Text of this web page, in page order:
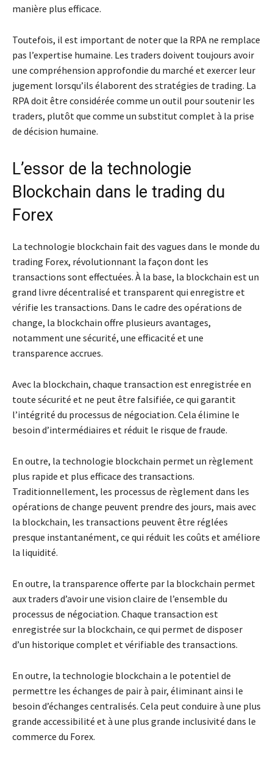
manière plus efficace.
Toutefois, il est important de noter que la RPA ne remplace
pas l’expertise humaine. Les traders doivent toujours avoir
une compréhension approfondie du marché et exercer leur
jugement lorsqu’ils élaborent des stratégies de trading. La
RPA doit être considérée comme un outil pour soutenir les
traders, plutôt que comme un substitut complet à la prise
de décision humaine.
L’essor de la technologie
Blockchain dans le trading du
Forex
La technologie blockchain fait des vagues dans le monde du
trading Forex, révolutionnant la façon dont les
transactions sont effectuées. À la base, la blockchain est un
grand livre décentralisé et transparent qui enregistre et
vérifie les transactions. Dans le cadre des opérations de
change, la blockchain offre plusieurs avantages,
notamment une sécurité, une efficacité et une
transparence accrues.
Avec la blockchain, chaque transaction est enregistrée en
toute sécurité et ne peut être falsifiée, ce qui garantit
l’intégrité du processus de négociation. Cela élimine le
besoin d’intermédiaires et réduit le risque de fraude.
En outre, la technologie blockchain permet un règlement
plus rapide et plus efficace des transactions.
Traditionnellement, les processus de règlement dans les
opérations de change peuvent prendre des jours, mais avec
la blockchain, les transactions peuvent être réglées
presque instantanément, ce qui réduit les coûts et améliore
la liquidité.
En outre, la transparence offerte par la blockchain permet
aux traders d’avoir une vision claire de l’ensemble du
processus de négociation. Chaque transaction est
enregistrée sur la blockchain, ce qui permet de disposer
d’un historique complet et vérifiable des transactions.
En outre, la technologie blockchain a le potentiel de
permettre les échanges de pair à pair, éliminant ainsi le
besoin d’échanges centralisés. Cela peut conduire à une plus
grande accessibilité et à une plus grande inclusivité dans le
commerce du Forex.